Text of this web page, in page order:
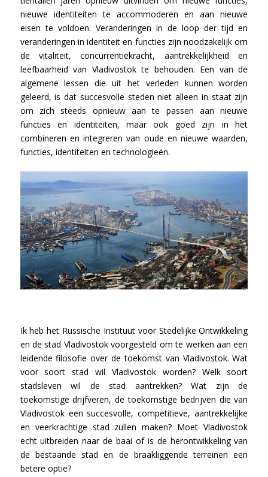
nieuwe identiteiten te accommoderen en aan nieuwe
eisen te voldoen. Veranderingen in de loop der tijd en
veranderingen in identiteit en functies zijn noodzakelijk om
de vitaliteit, concurrentiekracht, aantrekkelijkheid en
leefbaarheid van Vladivostok te behouden. Een van de
algemene lessen die uit het verleden kunnen worden
geleerd, is dat succesvolle steden niet alleen in staat zijn
om zich steeds opnieuw aan te passen aan nieuwe
functies en identiteiten, maar ook goed zijn in het
combineren en integreren van oude en nieuwe waarden,
functies, identiteiten en technologieën.
Ik heb het Russische Instituut voor Stedelijke Ontwikkeling
en de stad Vladivostok voorgesteld om te werken aan een
leidende filosofie over de toekomst van Vladivostok. Wat
voor soort stad wil Vladivostok worden? Welk soort
stadsleven wil de stad aantrekken? Wat zijn de
toekomstige drijfveren, de toekomstige bedrijven die van
Vladivostok een succesvolle, competitieve, aantrekkelijke
en veerkrachtige stad zullen maken? Moet Vladivostok
echt uitbreiden naar de baai of is de herontwikkeling van
de bestaande stad en de braakliggende terreinen een
betere optie?